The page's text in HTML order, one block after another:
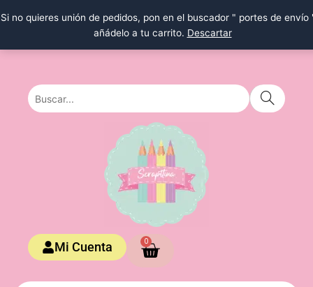
Si no quieres unión de pedidos, pon en el buscador " portes de envío
añádelo a tu carrito. Descartar
al
Mi Cuenta 0
Carrito